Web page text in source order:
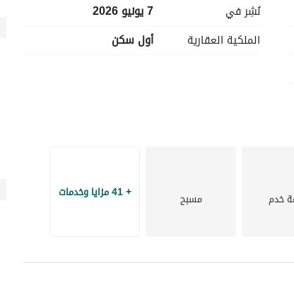
نُشِر في
7 يونيو 2026
الملكية العقارية
أول سكن
خدم مسبح + 41 مزايا وخدمات